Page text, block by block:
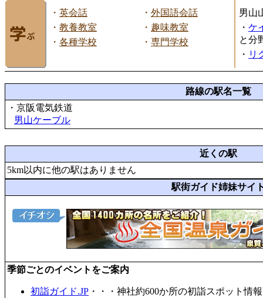
・ 英会話 ・ 外国語会話
・ 教養教室 ・ 趣味教室
・ 各種学校 ・ 専門学校
男山
・ ケ
と分
・ リ
路線の駅名一覧
・京阪電気鉄道
男山ケーブル
近くの駅
5km以内に他の駅はありません
駅街ガイド姉妹サイ
季節ごとのイベントをご案内
初詣ガイド.JP ・・・神社約600か所の初詣スポット情